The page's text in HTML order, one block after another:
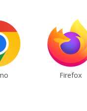
Firefox